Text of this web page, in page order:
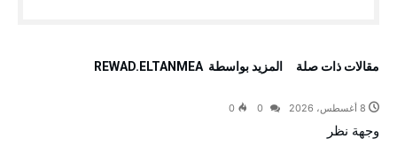
‫مقالات ذات صلة‬ ‫‫المزيد بواسطة‬ ‬ REWAD.ELTANMEA
8 أغسطس، 2026 0
وجهة نظر